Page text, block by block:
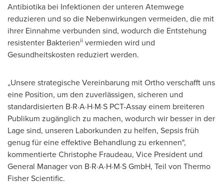
Antibiotika bei Infektionen der unteren Atemwege
reduzieren und so die Nebenwirkungen vermeiden, die mit
ihrer Einnahme verbunden sind, wodurch die Entstehung
resistenter Bakterienii vermieden wird und
Gesundheitskosten reduziert werden.
„Unsere strategische Vereinbarung mit Ortho verschafft uns
eine Position, um den zuverlässigen, sicheren und
standardisierten B·R·A·H·M·S PCT-Assay einem breiteren
Publikum zugänglich zu machen, wodurch wir besser in der
Lagesind, unseren Laborkunden zu helfen, Sepsis früh
genug für eine effektive Behandlung zu erkennen",
kommentierte Christophe Fraudeau, Vice President und
General Manager von B·R·A·H·M·S GmbH, Teil von Thermo
Fisher Scientific.